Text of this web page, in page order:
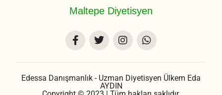
Maltepe Diyetisyen
Edessa Danışmanlık - Uzman Diyetisyen Ülkem Eda
AYDIN